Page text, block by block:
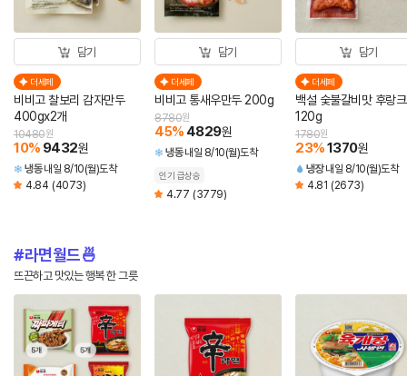
담기
더세페
비비고 찰보리 감자만두
400gx2개
10% 9432원
10480원
냉동 내일 8/10(월)도착
4.84 (4073)
담기
더세페
비비고 통새우만두 200g
45% 4829원
8780원
냉동 내일 8/10(월)도착
인기 급상승
4.77 (3779)
담기
더세페
백설 숯불갈비맛 후랑크
120g
23%1370원
1780원
냉장 내일 8/10(월)도착
4.81 (2673)
라면월드🍜
뜨끈하고 맛있는 행복 한 그릇